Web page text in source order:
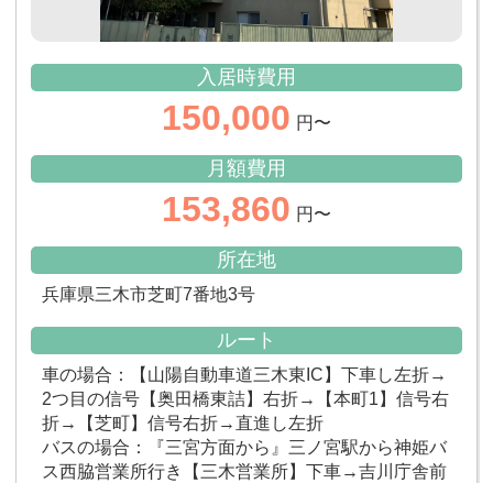
入居時費用
150,000 円〜
月額費用
153,860 円〜
所在地
兵庫県三木市芝町7番地3号
ルート
車の場合：【山陽自動車道三木東IC】下車し左折→
2つ目の信号【奥田橋東詰】右折→【本町1】信号右
折→【芝町】信号右折→直進し左折
バスの場合：『三宮方面から』三ノ宮駅から神姫バ
ス西脇営業所行き【三木営業所】下車→吉川庁舎前